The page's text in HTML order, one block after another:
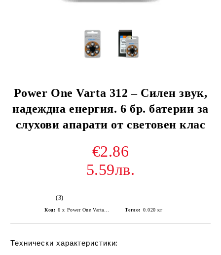
Power One Varta 312 – Силен звук,
надеждна енергия. 6 бр. батерии за
слухови апарати от световен клас
€2.86
5.59лв.
(3)
Код: Тегло: 0.020 кг
Технически характеристики: